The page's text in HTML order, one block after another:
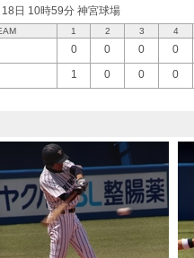
日 10時59分 神宮球場
1 2 3 4
0 0 0 0
1 0 0 0